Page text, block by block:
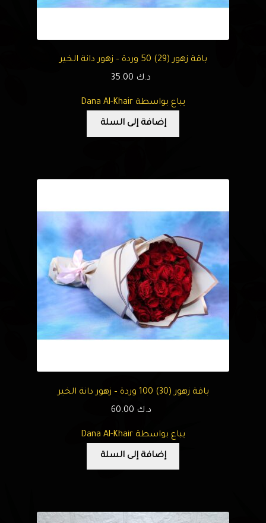
باقة زهور (29) 50 وردة – زهور دانة الخير
د.ك
يباع بواسطة Dana Al-Khair
إضافة إلى السلة
باقة زهور (30) 100 وردة – زهور دانة الخير
د.ك
يباع بواسطة Dana Al-Khair
إضافة إلى السلة